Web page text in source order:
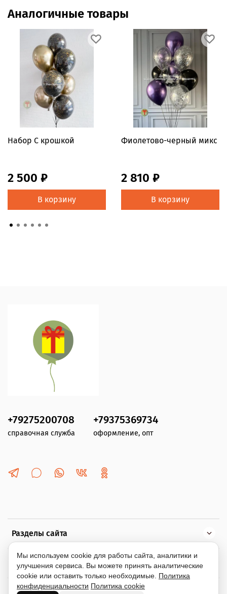
Аналогичные товары
Набор С крошкой
2 500 ₽
В корзину
Фиолетово-черный микс
2 810 ₽
В корзину
Разделы сайта
Помощь
+79275200708
справочная служба
+79375369734
оформление, опт
Мы используем cookie для работы сайта, аналитики и
улучшения сервиса. Вы можете принять аналитические
cookie или оставить только необходимые. Политика
конфиденциальности Политика cookie